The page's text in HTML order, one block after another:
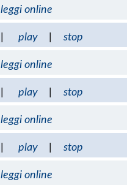
leggi online
play stop
leggi online
play stop
leggi online
play stop
leggi online